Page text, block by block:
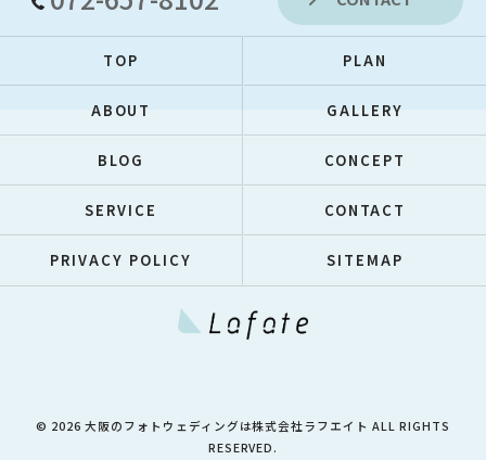
TOP PLAN
ABOUT GALLERY
BLOG CONCEPT
SERVICE CONTACT
PRIVACY POLICY SITEMAP
© 2026 大阪のフォトウェディングは株式会社ラフエイト ALL RIGHTS
RESERVED.